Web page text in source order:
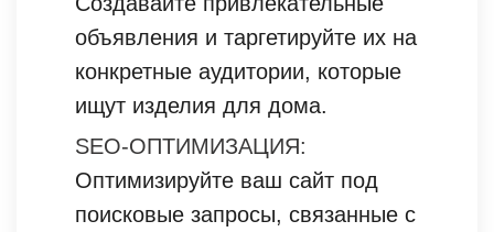
объявления и таргетируйте их на
конкретные аудитории, которые
ищут изделия для дома.
SEO-ОПТИМИЗАЦИЯ:
Оптимизируйте ваш сайт под
поисковые запросы, связанные с